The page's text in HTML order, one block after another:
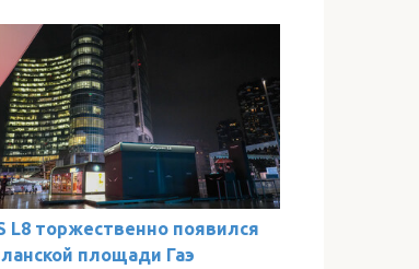
L8 торжественно появился
площади Гаэ